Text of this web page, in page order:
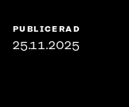
PUBLICERAD
25.11.2025